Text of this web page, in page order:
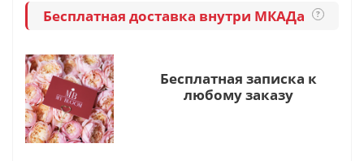
Бесплатная доставка внутри МКАДа ?
Бесплатная записка к
любому заказу